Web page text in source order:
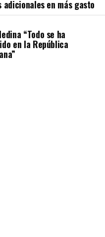
adicionales en más gasto
“Todo se ha
en la República